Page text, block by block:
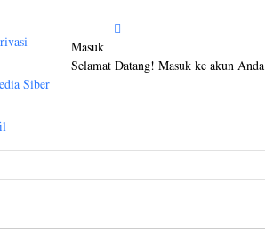
Siber
Masuk
Selamat Datang! Masuk ke akun Anda